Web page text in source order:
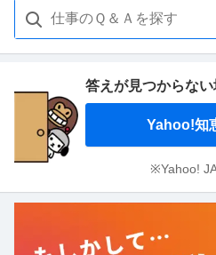
答えが見つからない
Yahoo!知
※Yahoo!